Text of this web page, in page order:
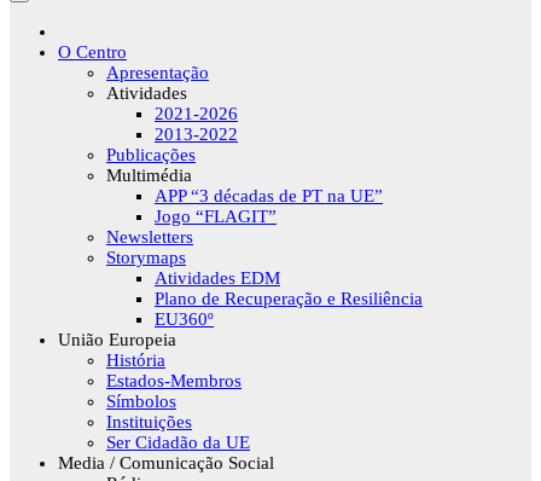
O Centro
Apresentação
Atividades
2021-2026
2013-2022
Publicações
Multimédia
APP “3 décadas de PT na UE”
Jogo “FLAGIT”
Newsletters
Storymaps
Atividades EDM
Plano de Recuperação e Resiliência
EU360º
União Europeia
História
Estados-Membros
Símbolos
Instituições
Ser Cidadão da UE
Media / Comunicação Social